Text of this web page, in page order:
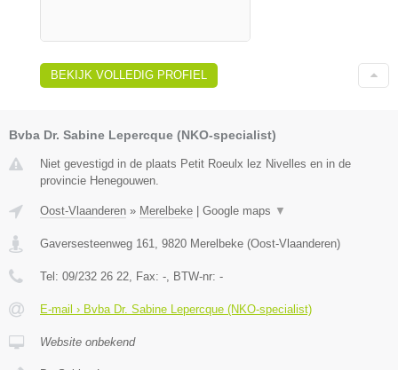
BEKIJK VOLLEDIG PROFIEL
Bvba Dr. Sabine Lepercque (NKO-specialist)
Niet gevestigd in de plaats Petit Roeulx lez Nivelles en in de
provincie Henegouwen.
Oost-Vlaanderen » Merelbeke Google maps ▼
Gaversesteenweg 161 9820 Merelbeke (Oost-Vlaanderen)
Tel: 09/232 26 22 , Fax: - , BTW-nr: -
E-mail › Bvba Dr. Sabine Lepercque (NKO-specialist)
Website onbekend